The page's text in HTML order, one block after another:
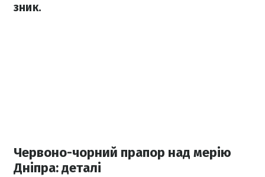
зник.
Червоно-чорний прапор над мерію
Дніпра: деталі